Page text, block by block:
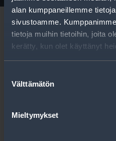
alan kumppaneillemme
sivustoamme.
tietoja muihin tietoihin, joita
kerätty, kun olet käyttänyt
valinta
Välttämätön
Mieltymykset
kausimuistutukset sekä